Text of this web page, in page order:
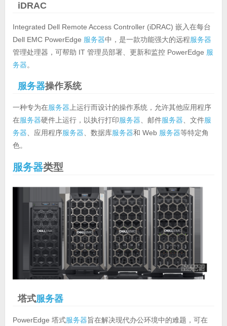
iDRAC
Integrated Dell Remote Access Controller (iDRAC) 嵌入在每台
Dell EMC PowerEdge 服务器中，是一款功能强大的远程服务器
管理处理器，可帮助 IT 管理员部署、更新和监控 PowerEdge 服
务器。
服务器操作系统
一种专为在服务器上运行而设计的操作系统，允许其他应用程序
在服务器硬件上运行，以执行打印服务器、邮件服务器、文件服
务器、应用程序服务器、数据库服务器和 Web 服务器等特定角
色。
服务器类型
塔式服务器
PowerEdge 塔式服务器旨在解决现代办公环境中的难题，可在